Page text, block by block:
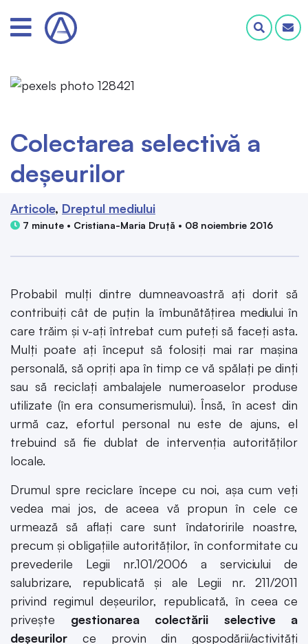
Colectarea selectivă a
deșeurilor
Articole Dreptul mediului
7 minute • Cristiana-Maria Druță • 08 noiembrie 2016
Probabil mulți dintre dumneavoastră ați dorit să
contribuiți cât de puțin la îmbunătățirea mediului în
care trăim și v-ați întrebat cum puteți să faceți asta.
Mulți poate ați început să folosiți mai rar mașina
personală, să opriți apa în timp ce vă spălați pe dinți
sau să reciclați ambalajele numeroaselor produse
utilizate (în era consumerismului). Însă, în acest din
urmă caz, efortul personal nu este de ajuns, el
trebuind să fie dublat de intervenția autorităților
locale.
Drumul spre reciclare începe cu noi, așa cum veți
vedea mai jos, de aceea vă propun în cele ce
urmează să aflați care sunt îndatoririle noastre,
precum și obligațiile autorităților, în conformitate cu
prevederile Legii nr.101/2006 a serviciului de
salubrizare, republicată și ale Legii nr. 211/2011
privind regimul deșeurilor, republicată, în ceea ce
privește gestionarea colectării selective a
deșeurilor ce provin din gospodării/activități